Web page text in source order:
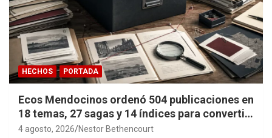
HECHOS PORTADA
Ecos Mendocinos ordenó 504 publicaciones en
18 temas, 27 sagas y 14 índices para convertir
años de investigación en memoria pública
4 agosto, 2026 Nestor Bethencourt